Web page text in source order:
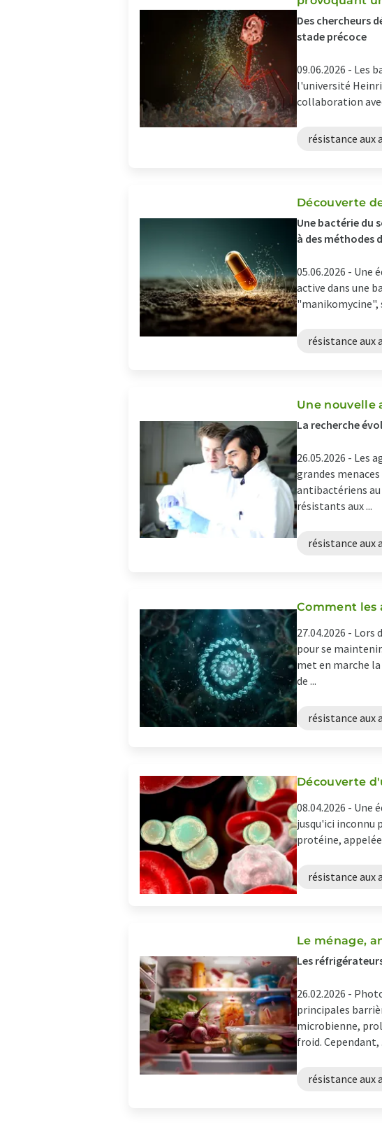
Des chercheurs
stade précoce
09.06.2026 - Les
l'université
collaboration
résistance aux
Découverte
Une bactérie du
à des méthodes
05.06.2026 - Une
active dans une
"manikomycine",
résistance aux
Une nouvelle
La recherche
26.05.2026 - Les
grandes
antibactériens au
résistants aux ...
résistance aux
Comment les
27.04.2026 - Lors
pour se
met en marche
de ...
résistance aux
Découverte
08.04.2026 - Une
jusqu'ici inconnu
protéine,
résistance aux
Le ménage,
Les
26.02.2026 -
principales
microbienne,
froid. Cependant,
résistance aux